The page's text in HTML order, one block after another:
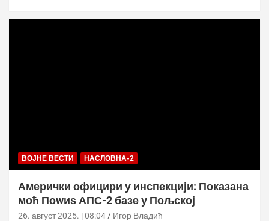
ВОЈНЕ ВЕСТИ НАСЛОВНА-2
Амерички официри у инспекцији: Показана
моћ Поwиѕ АПС-2 базе у Пољској
26. август 2025. | 08:04 Игор Владић